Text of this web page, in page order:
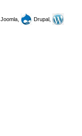
Joomla,
Drupal,